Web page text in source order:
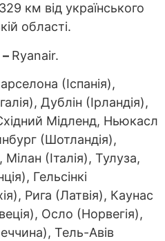
329 км від українського
області.
– Ryanair.
(Іспанія),
Дублін (Ірландія),
Мідленд, Ньюкасл
(Шотландія),
(Італія), Тулуза,
Гельсінкі
Рига (Латвія), Каунас
Осло (Норвегія),
Тель-Авів